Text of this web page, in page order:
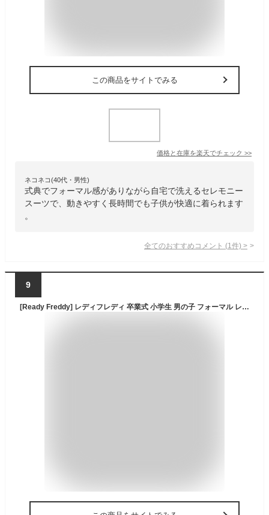
この商品をサイトでみる
価格と在庫を楽天でチェック >>
ネコネコ(40代・男性)
式典でフォーマル感がありながら自宅で洗えるセレモニー
スーツで、動きやすく長時間でも子供が快適に着られます
。
全てのおすすめコメント (1 件) >
9
[Ready Freddy] レディフレディ 卒業式 小学生 男の子 フォーマル レジメンタルタイ ベーシック スーツ 5点 セット 7901-5602 ((シャツ) ホワイト, 150cm)